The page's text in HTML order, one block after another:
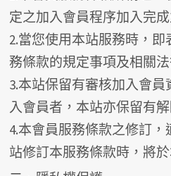
定之加入會員程序加入完
2.當您使用本站服務時，
務條款的規定事項及相關
3.本站保留有審核加入會
入會員者，本站亦保留有
4.本會員服務條款之修訂
站修訂本服務條款時，將